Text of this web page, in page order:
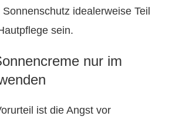
idealerweise Teil
sein.
nur im
ist die Angst vor